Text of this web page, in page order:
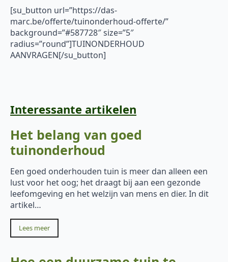
[su_button url=”https://das-
marc.be/offerte/tuinonderhoud-offerte/”
background=”#587728″ size=”5″
radius=”round”]TUINONDERHOUD
AANVRAGEN[/su_button]
Interessante artikelen
Het belang van goed
tuinonderhoud
Een goed onderhouden tuin is meer dan alleen een
lust voor het oog; het draagt bij aan een gezonde
leefomgeving en het welzijn van mens en dier. In dit
artikel…
Lees meer